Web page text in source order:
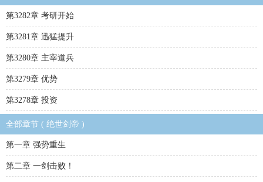
第3282章 考研开始
第3281章 迅猛提升
第3280章 主宰道兵
第3279章 优势
第3278章 投资
全部章节 ( 绝世剑帝 )
第一章 强势重生
第二章 一剑击败！